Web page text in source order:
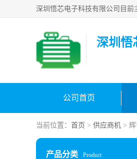
深圳悟
公司首页
当前位置： 首页 > 供应商机 >
产品分类 Product